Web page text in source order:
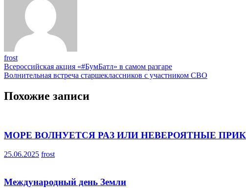
frost
Навигация
по
записям
Всероссийская акция «#БумБатл» в самом разгаре
Волнительная встреча старшеклассников с участником СВО
Похожие записи
МОРЕ ВОЛНУЕТСЯ РАЗ ИЛИ НЕВЕРОЯТНЫЕ
25.06.2025 frost
Международный день Земли